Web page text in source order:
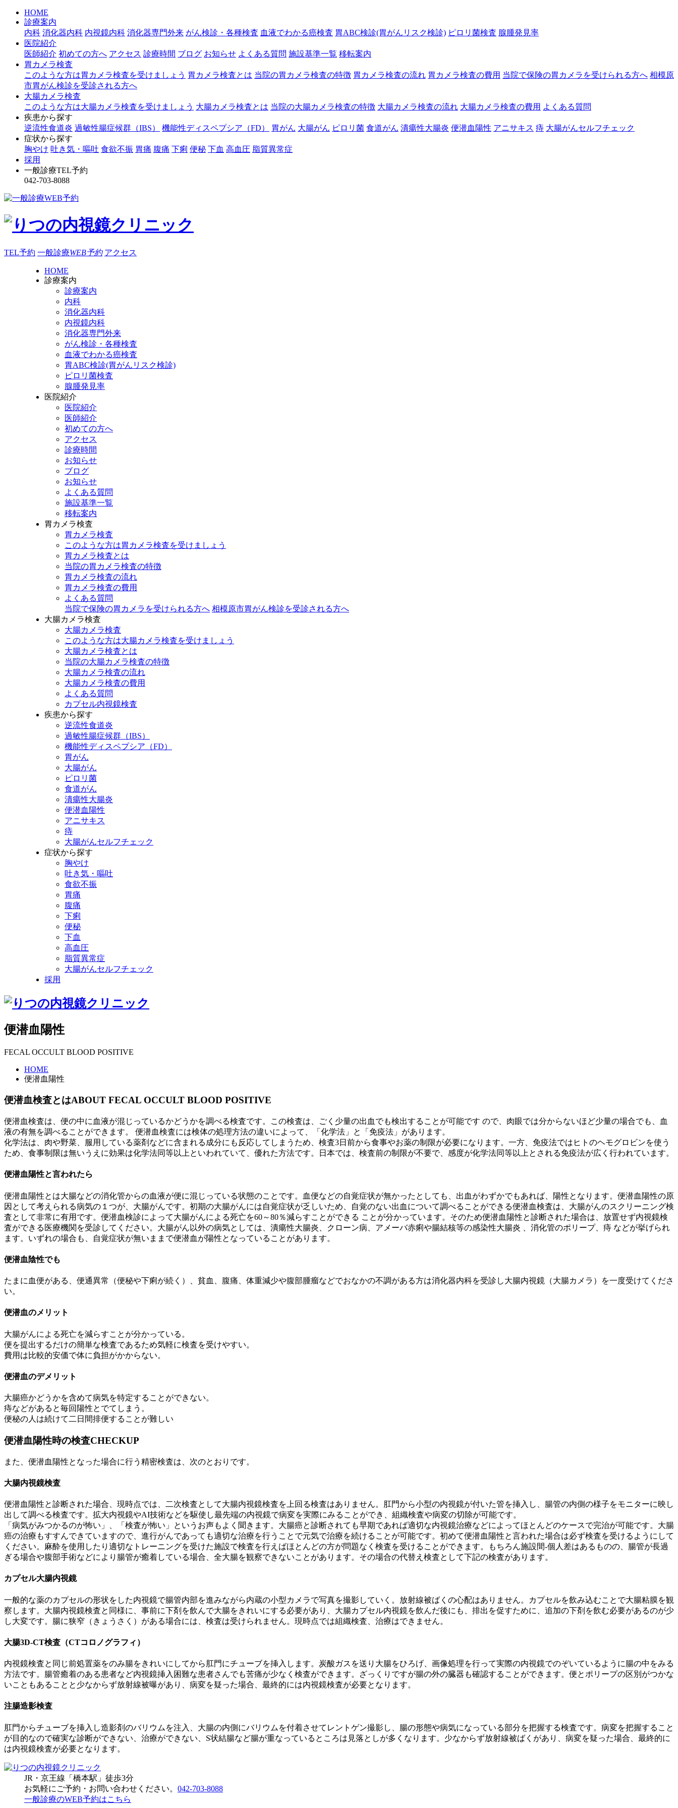
HOME
診療案内
内科 消化器内科 内視鏡内科 消化器専門外来 がん検診・各種検査 血液でわかる癌検査 胃ABC検診(胃がんリスク検診) ピロリ菌検査 腺腫発見率
医院紹介
医師紹介 初めての方へ アクセス 診療時間 ブログ お知らせ よくある質問 施設基準一覧 移転案内
胃カメラ検査
このような方は胃カメラ検査を受けましょう 胃カメラ検査とは 当院の胃カメラ検査の特徴 胃カメラ検査の流れ 胃カメラ検査の費用 当院で保険の胃カメラを受けられる方へ 相模原
市胃がん検診を受診される方へ
大腸カメラ検査
このような方は大腸カメラ検査を受けましょう 大腸カメラ検査とは 当院の大腸カメラ検査の特徴 大腸カメラ検査の流れ 大腸カメラ検査の費用 よくある質問
疾患から探す
逆流性食道炎 過敏性腸症候群（IBS） 機能性ディスペプシア（FD） 胃がん 大腸がん ピロリ菌 食道がん 潰瘍性大腸炎 便潜血陽性 アニサキス 痔 大腸がんセルフチェック
症状から探す
胸やけ 吐き気・嘔吐 食欲不振 胃痛 腹痛 下痢 便秘 下血 高血圧 脂質異常症
採用
一般診療TEL予約
042-703-8088
TEL予約 一般診療WEB予約 アクセス
HOME
診療案内
診療案内
内科
消化器内科
内視鏡内科
消化器専門外来
がん検診・各種検査
血液でわかる癌検査
胃ABC検診(胃がんリスク検診)
ピロリ菌検査
腺腫発見率
医院紹介
医院紹介
医師紹介
初めての方へ
アクセス
診療時間
お知らせ
ブログ
お知らせ
よくある質問
施設基準一覧
移転案内
胃カメラ検査
胃カメラ検査
このような方は胃カメラ検査を受けましょう
胃カメラ検査とは
当院の胃カメラ検査の特徴
胃カメラ検査の流れ
胃カメラ検査の費用
よくある質問
当院で保険の胃カメラを受けられる方へ 相模原市胃がん検診を受診される方へ
大腸カメラ検査
大腸カメラ検査
このような方は大腸カメラ検査を受けましょう
大腸カメラ検査とは
当院の大腸カメラ検査の特徴
大腸カメラ検査の流れ
大腸カメラ検査の費用
よくある質問
カプセル内視鏡検査
疾患から探す
逆流性食道炎
過敏性腸症候群（IBS）
機能性ディスペプシア（FD）
胃がん
大腸がん
ピロリ菌
食道がん
潰瘍性大腸炎
便潜血陽性
アニサキス
痔
大腸がんセルフチェック
症状から探す
胸やけ
吐き気・嘔吐
食欲不振
胃痛
腹痛
下痢
便秘
下血
高血圧
脂質異常症
大腸がんセルフチェック
採用
便潜血陽性
FECAL OCCULT BLOOD POSITIVE
HOME
便潜血陽性
便潜血検査とはABOUT FECAL OCCULT BLOOD POSITIVE
便潜血検査は、便の中に血液が混じっているかどうかを調べる検査です。この検査は、ごく少量の出血でも検出することが可能です ので、肉眼では分からないほど少量の場合でも、血
液の有無を調べることができます。 便潜血検査には検体の処理方法の違いによって、「化学法」と「免疫法」があります。
化学法は、肉や野菜、服用している薬剤などに含まれる成分にも反応してしまうため、検査3日前から食事やお薬の制限が必要になります。一方、免疫法ではヒトのヘモグロビンを使う
ため、食事制限は無いうえに効果は化学法同等以上といわれていて、優れた方法です。日本では、検査前の制限が不要で、感度が化学法同等以上とされる免疫法が広く行われています。
便潜血陽性と言われたら
便潜血陽性とは大腸などの消化管からの血液が便に混じっている状態のことです。血便などの自覚症状が無かったとしても、出血がわずかでもあれば、陽性となります。便潜血陽性の原
因として考えられる病気の１つが、大腸がんです。初期の大腸がんには自覚症状が乏しいため、自覚のない出血について調べることができる便潜血検査は、大腸がんのスクリーニング検
査として非常に有用です。便潜血検診によって大腸がんによる死亡を60～80％減らすことができる ことが分かっています。そのため便潜血陽性と診断された場合は、放置せず内視鏡検
査ができる医療機関を受診してください。大腸がん以外の病気としては、潰瘍性大腸炎、クローン病、アメーバ赤痢や腸結核等の感染性大腸炎 、消化管のポリープ、痔 などが挙げられ
ます。いずれの場合も、自覚症状が無いままで便潜血が陽性となっていることがあります。
便潜血陰性でも
たまに血便がある、便通異常（便秘や下痢が続く）、貧血、腹痛、体重減少や腹部腫瘤などでおなかの不調がある方は消化器内科を受診し大腸内視鏡（大腸カメラ）を一度受けてくださ
い。
便潜血のメリット
大腸がんによる死亡を減らすことが分かっている。
便を提出するだけの簡単な検査であるため気軽に検査を受けやすい。
費用は比較的安価で体に負担がかからない。
便潜血のデメリット
大腸癌かどうかを含めて病気を特定することができない。
痔などがあると毎回陽性とでてしまう。
便秘の人は続けて二日間排便することが難しい
便潜血陽性時の検査CHECKUP
また、便潜血陽性となった場合に行う精密検査は、次のとおりです。
大腸内視鏡検査
便潜血陽性と診断された場合、現時点では、二次検査として大腸内視鏡検査を上回る検査はありません。肛門から小型の内視鏡が付いた管を挿入し、腸管の内側の様子をモニターに映し
出して調べる検査です。拡大内視鏡やAI技術などを駆使し最先端の内視鏡で病変を実際にみることができ、組織検査や病変の切除が可能です。
「病気がみつかるのが怖い」、「検査が怖い」というお声もよく聞きます。大腸癌と診断されても早期であれば適切な内視鏡治療などによってほとんどのケースで完治が可能です。大腸
癌の治療もすすんできていますので、進行がんであっても適切な治療を行うことで元気で治療を続けることが可能です。初めて便潜血陽性と言われた場合は必ず検査を受けるようにして
ください。麻酔を使用したり適切なトレーニングを受けた施設で検査を行えばほとんどの方が問題なく検査を受けることができます。もちろん施設間-個人差はあるものの、腸管が長過
ぎる場合や腹部手術などにより腸管が癒着している場合、全大腸を観察できないことがあります。その場合の代替え検査として下記の検査があります。
カプセル大腸内視鏡
一般的な薬のカプセルの形状をした内視鏡で腸管内部を進みながら内蔵の小型カメラで写真を撮影していく。放射線被ばくの心配はありません。カプセルを飲み込むことで大腸粘膜を観
察します。大腸内視鏡検査と同様に、事前に下剤を飲んで大腸をきれいにする必要があり、大腸カプセル内視鏡を飲んだ後にも、排出を促すために、追加の下剤を飲む必要があるのが少
し大変です。腸に狭窄（きょうさく）がある場合には、検査は受けられません。現時点では組織検査、治療はできません。
大腸3D-CT検査（CTコロノグラフィ）
内視鏡検査と同じ前処置薬をのみ腸をきれいにしてから肛門にチューブを挿入します。炭酸ガスを送り大腸をひろげ、画像処理を行って実際の内視鏡でのぞいているように腸の中をみる
方法です。腸管癒着のある患者など内視鏡挿入困難な患者さんでも苦痛が少なく検査ができます。ざっくりですが腸の外の臓器も確認することができます。便とポリープの区別がつかな
いこともあることと少なからず放射線被曝があり、病変を疑った場合、最終的には内視鏡検査が必要となります。
注腸造影検査
肛門からチューブを挿入し造影剤のバリウムを注入、大腸の内側にバリウムを付着させてレントゲン撮影し、腸の形態や病気になっている部分を把握する検査です。病変を把握すること
が目的なので確実な診断ができない、治療ができない、S状結腸など腸が重なっているところは見落としが多くなります。少なからず放射線被ばくがあり、病変を疑った場合、最終的に
は内視鏡検査が必要となります。
JR・京王線「橋本駅」徒歩3分
お気軽にご予約・お問い合わせください。 042-703-8088
一般診療のWEB予約はこちら